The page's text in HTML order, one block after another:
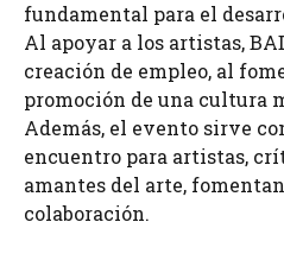
fundamental para el
Al apoyar a los artistas,
creación de empleo, al
promoción de una cultura
Además, el evento sirve
encuentro para artistas,
amantes del arte,
colaboración.